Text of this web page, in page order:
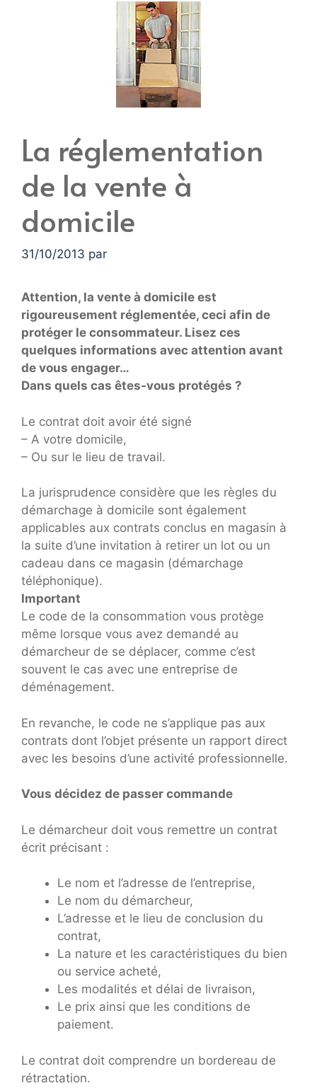
La réglementation
de la vente à
domicile
31/10/2013 par
Attention, la vente à domicile est
rigoureusement réglementée, ceci afin de
protéger le consommateur. Lisez ces
quelques informations avec attention avant
de vous engager…
Dans quels cas êtes-vous protégés ?
Le contrat doit avoir été signé
– A votre domicile,
– Ou sur le lieu de travail.
La jurisprudence considère que les règles du
démarchage à domicile sont également
applicables aux contrats conclus en magasin à
la suite d’une invitation à retirer un lot ou un
cadeau dans ce magasin (démarchage
téléphonique).
Important
Le code de la consommation vous protège
même lorsque vous avez demandé au
démarcheur de se déplacer, comme c’est
souvent le cas avec une entreprise de
déménagement.
En revanche, le code ne s’applique pas aux
contrats dont l’objet présente un rapport direct
avec les besoins d’une activité professionnelle.
Vous décidez de passer commande
Le démarcheur doit vous remettre un contrat
écrit précisant :
Le nom et l’adresse de l’entreprise,
Le nom du démarcheur,
L’adresse et le lieu de conclusion du
contrat,
La nature et les caractéristiques du bien
ou service acheté,
Les modalités et délai de livraison,
Le prix ainsi que les conditions de
paiement.
Le contrat doit comprendre un bordereau de
rétractation.